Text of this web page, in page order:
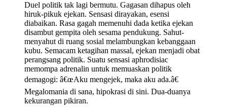
Duel politik tak lagi bermutu. Gagasan dihapus oleh
hiruk-pikuk ejekan. Sensasi dirayakan, esensi
diabaikan. Rasa gagah memenuhi dada ketika ejekan
disambut gempita oleh sesama pendukung. Sahut-
menyahut di ruang sosial melambungkan kebanggaan
kubu. Semacam ketagihan massal, ejekan menjadi obat
perangsang politik. Suatu sensasi aphrodisiac
memompa adrenalin untuk memuaskan politik
demagogi: â€œAku mengejek, maka aku ada.â€
Megalomania di sana, hipokrasi di sini. Dua-duanya
kekurangan pikiran.